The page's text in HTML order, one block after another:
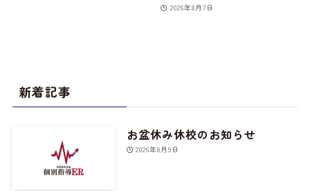
2026年8月7日
新着記事
お盆休み休校のお知らせ
2026年8月9日